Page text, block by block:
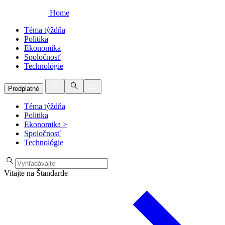
Home
Téma týždňa
Politika
Ekonomika
Spoločnosť
Technológie
Predplatné
Téma týždňa
Politika
Ekonomika >
Spoločnosť
Technológie
Vitajte na Štandarde